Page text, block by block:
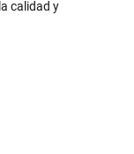
calidad y